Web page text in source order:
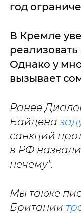
год
В Кремле
Однако у
вызывает
Ранее
Байдена
санкций
в РФ
нечему".
Мы также
Британии